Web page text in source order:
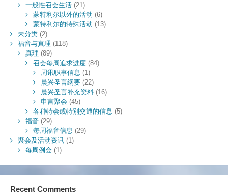
一般性召会生活(21)
蒙特利尔以外的活动 (6)
蒙特利尔的特殊活动 (13)
未分类(2)
福音与真理 (118)
真理 (89)
召会每周追求进度(84)
周讯职事信息 (1)
晨兴圣言纲要(22)
晨兴圣言补充资料(16)
申言聚会 (45)
各种特会或特別交通的信息 (5)
福音(29)
每周福音信息 (29)
聚会及活动资讯(1)
每周例会 (1)
Recent Comments